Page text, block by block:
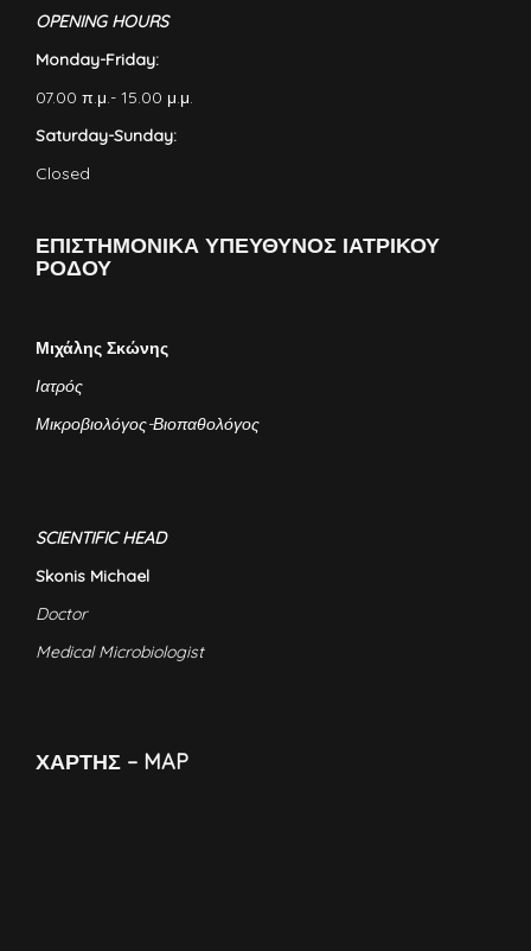
OPENING HOURS
Monday-Friday:
07.00 π.μ.- 15.00 μ.μ.
Saturday-Sunday:
Closed
ΕΠΙΣΤΗΜΟΝΙΚΑ ΥΠΕΥΘΥΝΟΣ ΙΑΤΡΙΚΟΥ
ΡΟΔΟΥ
Μιχάλης Σκώνης
Ιατρός
Μικροβιολόγος-Βιοπαθολόγος
SCIENTIFIC HEAD
Skonis Michael
Doctor
Medical Microbiologist
ΧΑΡΤΗΣ – MAP